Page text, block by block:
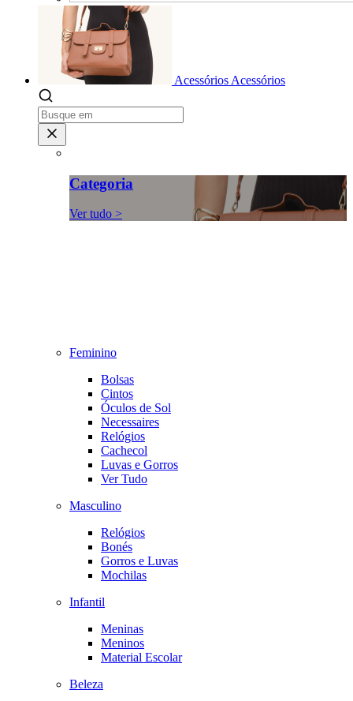
Acessórios Acessórios
Categoria
Ver tudo >
Feminino
Bolsas
Cintos
Óculos de Sol
Necessaires
Relógios
Cachecol
Luvas e Gorros
Ver Tudo
Masculino
Relógios
Bonés
Gorros e Luvas
Mochilas
Infantil
Meninas
Meninos
Material Escolar
Beleza